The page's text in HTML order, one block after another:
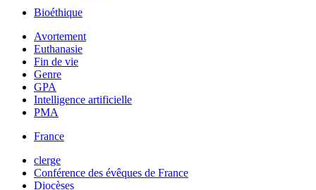
Bioéthique
Avortement
Euthanasie
Fin de vie
Genre
GPA
Intelligence artificielle
PMA
France
clerge
Conférence des évêques de France
Diocèses